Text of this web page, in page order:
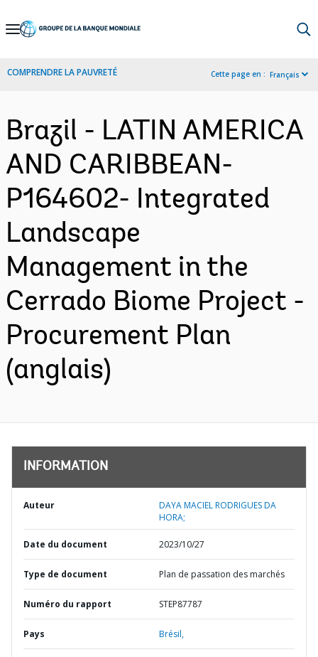
Skip
Navigation
COMPRENDRE LA PAUVRETÉ Cette page en : Français
Brazil - LATIN AMERICA
AND CARIBBEAN-
P164602- Integrated
Landscape
Management in the
Cerrado Biome Project -
Procurement Plan
(anglais)
INFORMATION
Auteur
DAYA MACIEL RODRIGUES DA
HORA;
Date du document 2023/10/27
Type de document Plan de passation des marchés
Numéro du rapport STEP87787
Pays Brésil,